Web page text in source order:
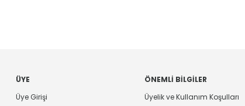
ÜYE
Üye Girişi
ÖNEMLI BILGILER
Üyelik ve Kullanım Koşulları